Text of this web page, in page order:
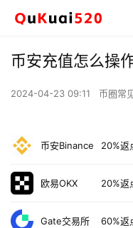
币安充值怎么操作
2024-04-23 09:11 币圈常
币安Binance 20%返
欧易OKX 20%返
Gate交易所 60%返